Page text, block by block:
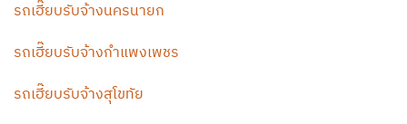
รถเฮี๊ยบรับจ้างนครนายก
รถเฮี๊ยบรับจ้างกำแพงเพชร
รถเฮี๊ยบรับจ้างสุโขทัย